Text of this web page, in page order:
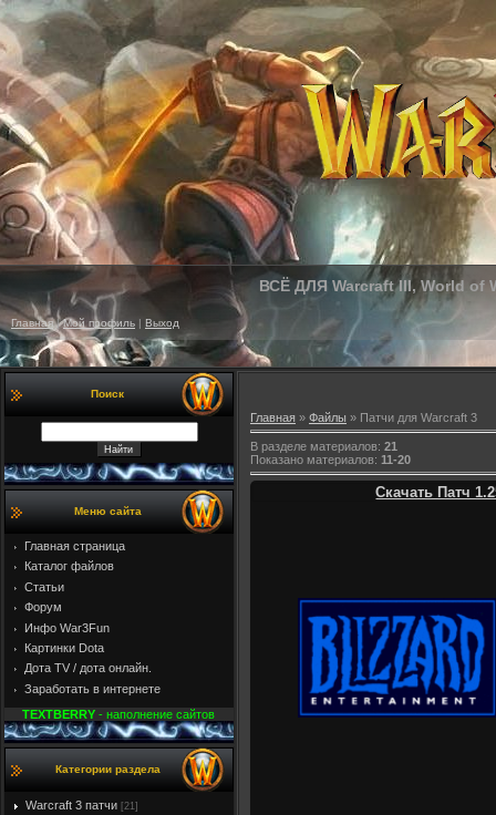
ВСЁ ДЛЯ Warcraft III, World of
Главная|Мой профиль | Выход
Поиск
Меню сайта
Главная страница
Каталог файлов
Статьи
Форум
Инфо War3Fun
Картинки Dota
Дота TV / дота онлайн.
Заработать в интернете
TEXTBERRY - наполнение сайтов
Категории раздела
Warcraft 3 патчи [21]
Главная » Файлы » Патчи для Warcraft 3
В разделе материалов: 21
Показано материалов: 11-20
Скачать Патч